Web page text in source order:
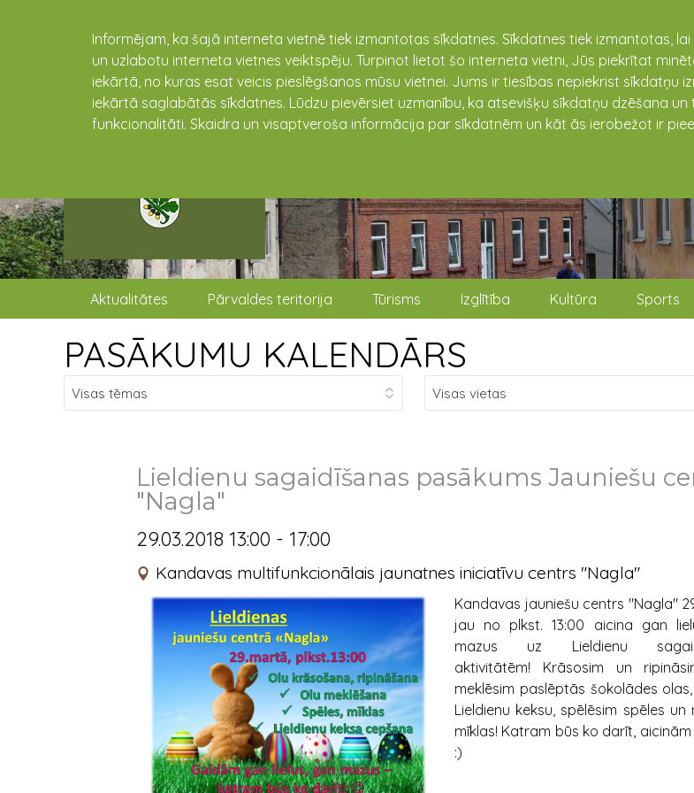
Informējam, ka šajā interneta vietnē tiek izmantotas sīkdatnes. Sīkdatnes tiek izmantotas,
un uzlabotu interneta vietnes veiktspēju. Turpinot lietot šo interneta vietni, Jūs piekrītat
iekārtā, no kuras esat veicis pieslēgšanos mūsu vietnei. Jums ir tiesības nepiekrist
iekārtā saglabātās sīkdatnes. Lūdzu pievērsiet uzmanību, ka atsevišķu sīkdatņu dzēšana
funkcionalitāti. Skaidra un visaptveroša informācija par sīkdatnēm un kāt ās ierobežot ir
Aktualitātes Pārvaldes teritorija Tūrisms Izglītība Kultūra Sports
PASĀKUMU KALENDĀRS
Lieldienu sagaidīšanas pasākums Jauniešu
"Nagla"
29.03.2018 13:00 - 17:00
Kandavas multifunkcionālais jaunatnes iniciatīvu centrs "Nagla"
Kandavas jauniešu centrs "Nagla"
jau no plkst. 13:00 aicina gan
mazus uz Lieldienu
aktivitātēm! Krāsosim un
meklēsim paslēptās šokolādes
Lieldienu keksu, spēlēsim spēles un
mīklas! Katram būs ko darīt, aicinām
:)